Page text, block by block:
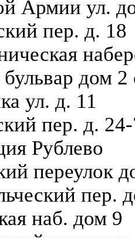
Армии ул.
пер. д. 18
дом 2
ул. д. 11
пер. д.
Рублево
переулок
пер.
наб. дом 9